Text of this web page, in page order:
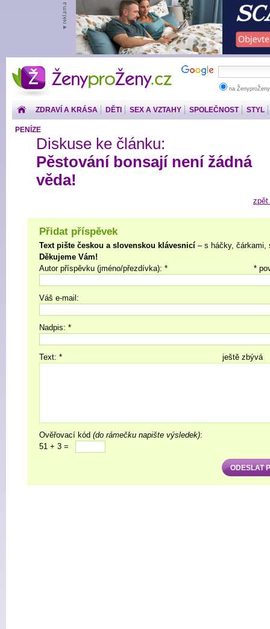
ŽenyproŽeny.cz
na
ZDRAVÍ A KRÁSA DĚTI SEX A VZTAHY SPOLEČNOST STYL
PENÍZE
Diskuse ke článku:
Pěstování bonsají není žádná
věda!
zpět
Přidat příspěvek
Text pište českou a slovenskou klávesnicí – s háčky, čárkami,
Děkujeme Vám!
*
Autor příspěvku (jméno/přezdívka): *
Váš e-mail:
Nadpis: *
ještě zbývá
Text: *
Ověřovací kód (do rámečku napište výsledek):
51 + 3 =